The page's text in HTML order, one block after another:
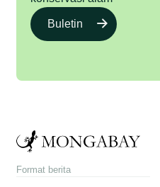
Buletin
Format berita